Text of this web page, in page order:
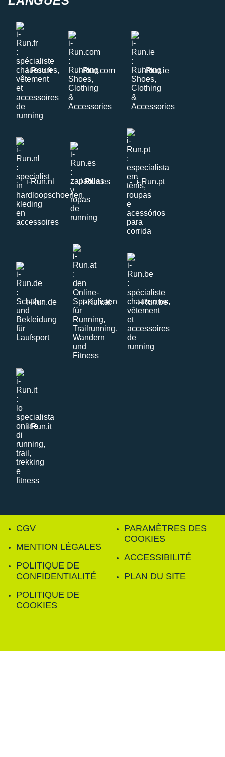
i-Run.fr i-Run.com i-Run.ie
i-Run.nl i-Run.es i-Run.pt
i-Run.de i-Run.at i-Run.be
i-Run.it
CGV
MENTION LÉGALES
POLITIQUE DE
CONFIDENTIALITÉ
POLITIQUE DE
COOKIES
PARAMÈTRES DES
COOKIES
ACCESSIBILITÉ
PLAN DU SITE